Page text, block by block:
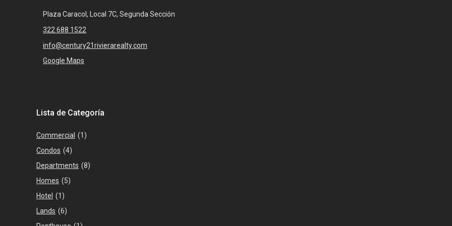
Plaza Caracol, Local 7C, Segunda Sección
322 688 1522
info@century21rivierarealty.com
Google Maps
Lista de Categoría
Commercial (1)
Condos (4)
Departments (8)
Homes (5)
Hotel (1)
Lands (6)